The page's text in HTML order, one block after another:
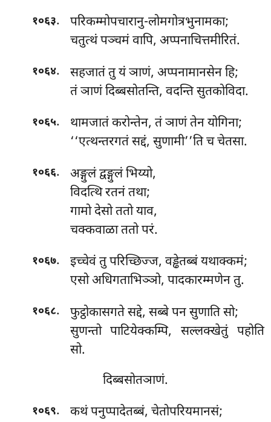
१०६३.
परिकम्मोपचारानु-लोमगोत्रभुनामका;
चतुत्थं पञ्चमं वापि, अप्पनाचित्तमीरितं.
१०६४.
सहजातं तु यं ञाणं, अप्पनामानसेन हि;
तं ञाणं दिब्बसोतन्ति, वदन्ति सुतकोविदा.
१०६५.
थामजातं करोन्तेन, तं ञाणं तेन योगिना;
‘‘एत्थन्तरगतं सद्दं, सुणामी’’ति च चेतसा.
१०६६.
अङ्गुलं द्वङ्गुलं भिय्यो,
विदत्थि रतनं तथा;
गामो देसो ततो याव,
चक्कवाळा ततो परं.
१०६७.
इच्चेवं तु परिच्छिज्ज, वड्ढेतब्बं यथाक्कमं;
एसो अधिगताभिञ्ञो, पादकारम्मणेन तु.
१०६८. फुट्ठोकासगतेसद्दे, सब्बे पन सुणाति सो;
सुणन्तो पाटियेक्कम्पि, सल्लक्खेतुं पहोति
सो.
दिब्बसोतञाणं.
१०६९. कथंपनुप्पादेतब्बं, चेतोपरियमानसं;